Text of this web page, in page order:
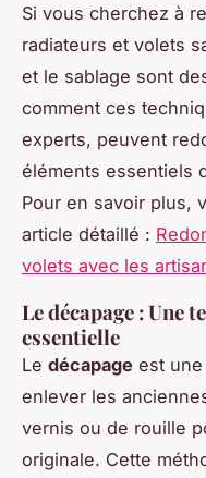
Si vous cherchez à
radiateurs et volets
et le sablage sont
comment ces
experts, peuvent
éléments essentiels
Pour en savoir plus,
article détaillé :
volets avec les
Le décapage : Une
essentielle
Le décapage est
enlever les
vernis ou de rouille
originale. Cette